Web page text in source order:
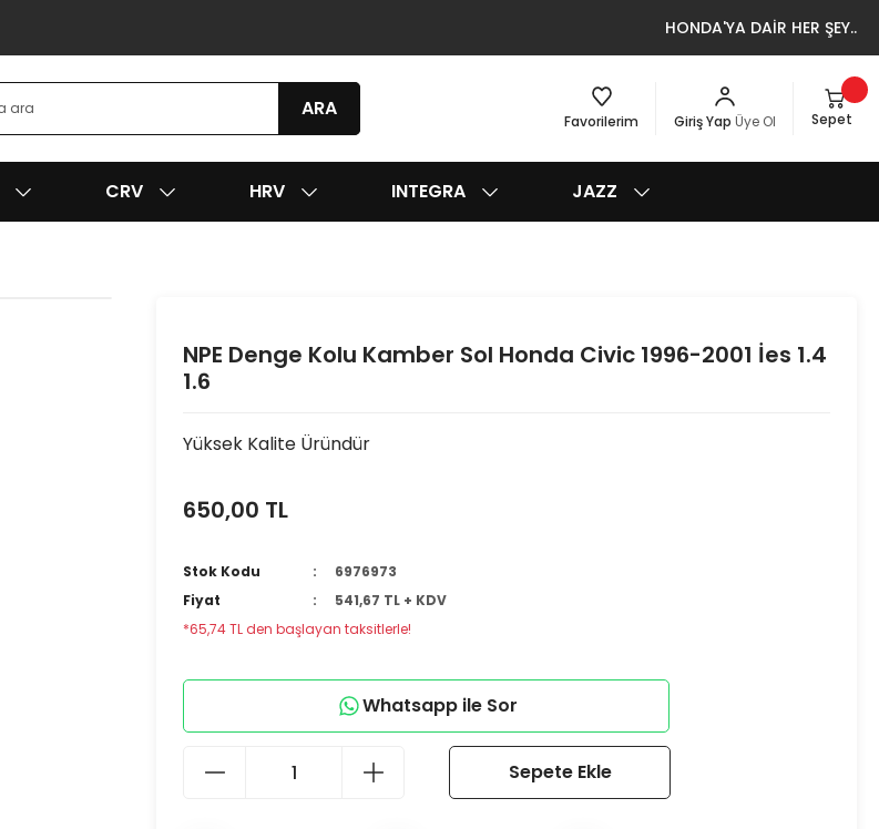
HONDA'YA DAİR HER ŞEY..
ARA
Favorilerim Giriş Yap Üye Ol Sepet
CRV HRV INTEGRA JAZZ
NPE Denge Kolu Kamber Sol Honda Civic 1996-2001 İes 1.4
1.6
Yüksek Kalite Üründür
650,00 TL
Stok Kodu
6976973
Fiyat
541,67 TL + KDV
*65,74 TL den başlayan taksitlerle!
Whatsapp ile Sor
Sepete Ekle